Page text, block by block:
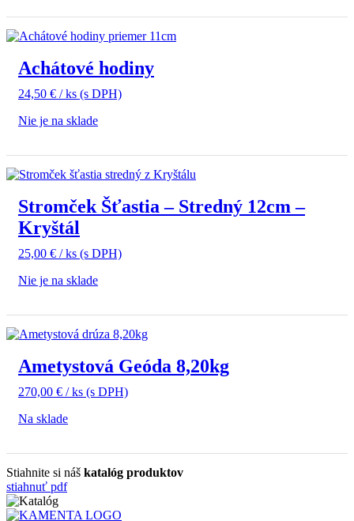
Achátové hodiny
24,50 € / ks (s DPH)
Nie je na sklade
Stromček Šťastia – Stredný 12cm –
Kryštál
25,00 € / ks (s DPH)
Nie je na sklade
Ametystová Geóda 8,20kg
270,00 € / ks (s DPH)
Na sklade
Stiahnite si náš katalóg produktov
stiahnuť pdf